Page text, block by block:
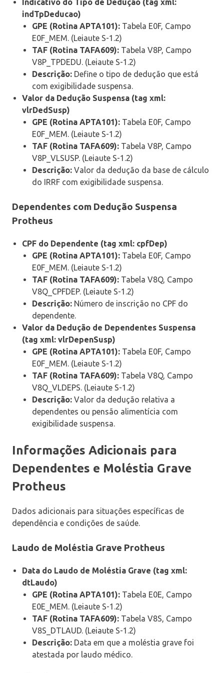
Indicativo do Tipo de Dedução (tag xml:
indTpDeducao)
GPE (Rotina APTA101): Tabela E0F, Campo
E0F_MEM. (Leiaute S-1.2)
TAF (Rotina TAFA609): Tabela V8P, Campo
V8P_TPDEDU. (Leiaute S-1.2)
Descrição: Define o tipo de dedução que está
com exigibilidade suspensa.
Valor da Dedução Suspensa (tag xml:
vlrDedSusp)
GPE (Rotina APTA101): Tabela E0F, Campo
E0F_MEM. (Leiaute S-1.2)
TAF (Rotina TAFA609): Tabela V8P, Campo
V8P_VLSUSP. (Leiaute S-1.2)
Descrição: Valor da dedução da base de cálculo
do IRRF com exigibilidade suspensa.
Dependentes com Dedução Suspensa
Protheus
CPF do Dependente (tag xml: cpfDep)
GPE (Rotina APTA101): Tabela E0F, Campo
E0F_MEM. (Leiaute S-1.2)
TAF (Rotina TAFA609): Tabela V8Q, Campo
V8Q_CPFDEP. (Leiaute S-1.2)
Descrição: Número de inscrição no CPF do
dependente.
Valor da Dedução de Dependentes Suspensa
(tag xml: vlrDepenSusp)
GPE (Rotina APTA101): Tabela E0F, Campo
E0F_MEM. (Leiaute S-1.2)
TAF (Rotina TAFA609): Tabela V8Q, Campo
V8Q_VLDEPS. (Leiaute S-1.2)
Descrição: Valor da dedução relativa a
dependentes ou pensão alimentícia com
exigibilidade suspensa.
Informações Adicionais para
Dependentes e Moléstia Grave
Protheus
Dados adicionais para situações específicas de
dependência e condições de saúde.
Laudo de Moléstia Grave Protheus
Data do Laudo de Moléstia Grave (tag xml:
dtLaudo)
GPE (Rotina APTA101): Tabela E0E, Campo
E0E_MEM. (Leiaute S-1.2)
TAF (Rotina TAFA609): Tabela V8S, Campo
V8S_DTLAUD. (Leiaute S-1.2)
Descrição: Data em que a moléstia grave foi
atestada por laudo médico.